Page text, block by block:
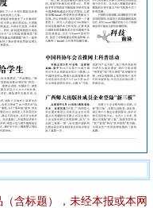
含标题），未经本报或本网